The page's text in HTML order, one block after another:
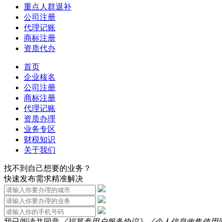
重点人群退补
公司注册
代理记账
商标注册
资质代办
首页
企业核名
公司注册
商标注册
代理记账
资质办理
业务专区
财税知识
关于我们
找不到自己想要的业务？
快速发布需求精准解决